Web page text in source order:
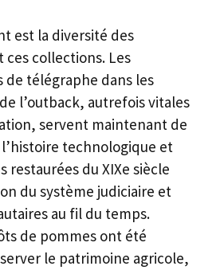
est la diversité des
collections. Les
de télégraphe dans les
l’outback, autrefois vitales
servent maintenant de
technologique et
restaurées du XIXe siècle
du système judiciaire et
au fil du temps.
de pommes ont été
le patrimoine agricole,